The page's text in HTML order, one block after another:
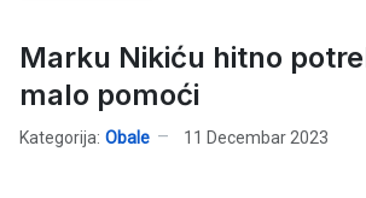
Marku Nikiću hitno
malo pomoći
Kategorija: Obale 11 Decembar 2023